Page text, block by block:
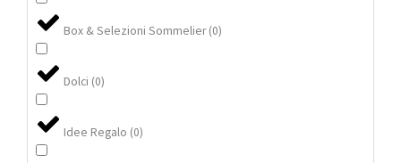
Box & Selezioni Sommelier (0)
Dolci (0)
Idee Regalo (0)